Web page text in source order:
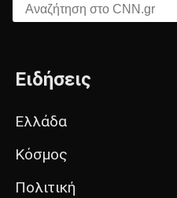
Αναζήτηση στο CNN.gr
Ειδήσεις
Ελλάδα
Κόσμος
Πολιτική